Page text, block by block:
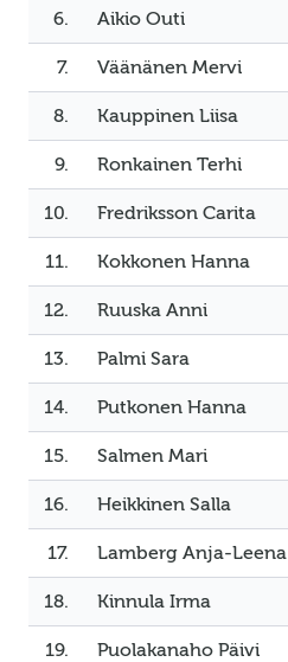
6. Aikio Outi
7. Väänänen Mervi
8. Kauppinen Liisa
9. Ronkainen Terhi
10. Fredriksson Carita
11. Kokkonen Hanna
12. Ruuska Anni
13. Palmi Sara
14. Putkonen Hanna
15. Salmen Mari
16. Heikkinen Salla
17. Lamberg Anja-Leena
18. Kinnula Irma
19. Puolakanaho Päivi